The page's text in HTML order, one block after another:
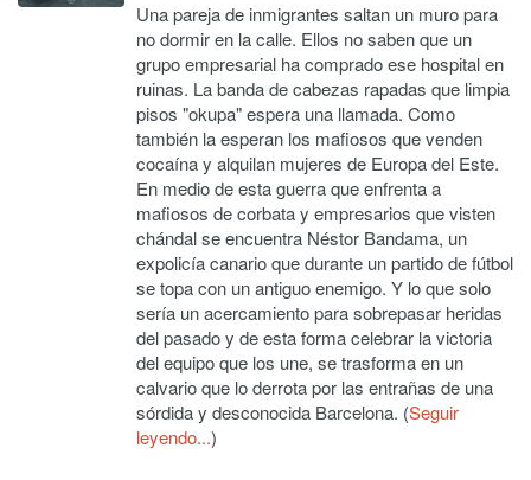
Una pareja de inmigrantes saltan un muro para
no dormir en la calle. Ellos no saben que un
grupo empresarial ha comprado ese hospital en
ruinas. La banda de cabezas rapadas que limpia
pisos "okupa" espera una llamada. Como
también la esperan los mafiosos que venden
cocaína y alquilan mujeres de Europa del Este.
En medio de esta guerra que enfrenta a
mafiosos de corbata y empresarios que visten
chándal se encuentra Néstor Bandama, un
expolicía canario que durante un partido de fútbol
se topa con un antiguo enemigo. Y lo que solo
sería un acercamiento para sobrepasar heridas
del pasado y de esta forma celebrar la victoria
del equipo que los une, se trasforma en un
calvario que lo derrota por las entrañas de una
sórdida y desconocida Barcelona. (Seguir
leyendo...)